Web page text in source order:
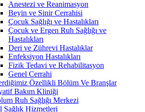
Anestezi ve Reanimasyon
Beyin ve Sinir Cerrahisi
Çocuk Sağlığı ve Hastalıkları
Çocuk ve Ergen Ruh Sağlığı ve
Hastalıkları
Deri ve Zührevi Hastalıklar
Enfeksiyon Hastalıkları
Fizik Tedavi ve Rehabilitasyon
Genel Cerrahi
Özellikli Bölüm Ve Branşlar
Bakım Kliniği
Ruh Sağlığı Merkezi
Sağlık Hizmetleri